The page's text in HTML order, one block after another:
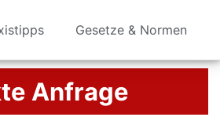
Gesetze & Normen
Anfrage